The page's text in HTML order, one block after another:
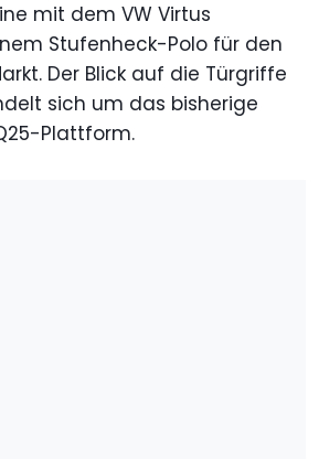
mit dem VW Virtus
Stufenheck-Polo für den
Der Blick auf die Türgriffe
sich um das bisherige
Plattform.